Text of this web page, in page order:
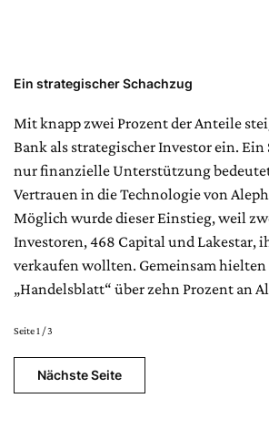
Ein strategischer Schachzug
Mit knapp zwei Prozent der Anteile
Bank als strategischer Investor ein.
nur finanzielle Unterstützung
Vertrauen in die Technologie von
Möglich wurde dieser Einstieg, weil
Investoren, 468 Capital und Lakestar,
verkaufen wollten. Gemeinsam
„Handelsblatt“ über zehn Prozent an
Seite 1 / 3
Nächste Seite